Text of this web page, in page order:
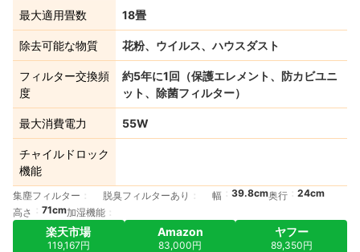
最大適用畳数 18畳
除去可能な物質 花粉、ウイルス、ハウスダスト
フィルター交換頻
度
約5年に1回（保護エレメント、防カビユニ
ット、除菌フィルター）
最大消費電力 55W
チャイルドロック
機能
集塵フィルター 脱臭フィルターあり 幅 39.8cm奥行
24cm
高さ
71cm加湿機能
楽天市場
119,167円
Amazon
83,000円
ヤフー
89,350円